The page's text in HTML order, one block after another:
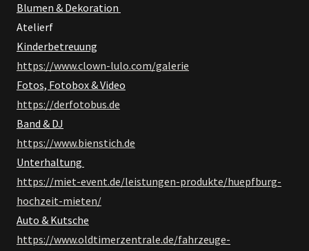
Blumen & Dekoration
Atelierf
Kinderbetreuung
https://www.clown-lulo.com/galerie
Fotos, Fotobox & Video
https://derfotobus.de
Band & DJ
https://www.bienstich.de
Unterhaltung
https://miet-event.de/leistungen-produkte/huepfburg-
hochzeit-mieten/
Auto & Kutsche
https://www.oldtimerzentrale.de/fahrzeuge-